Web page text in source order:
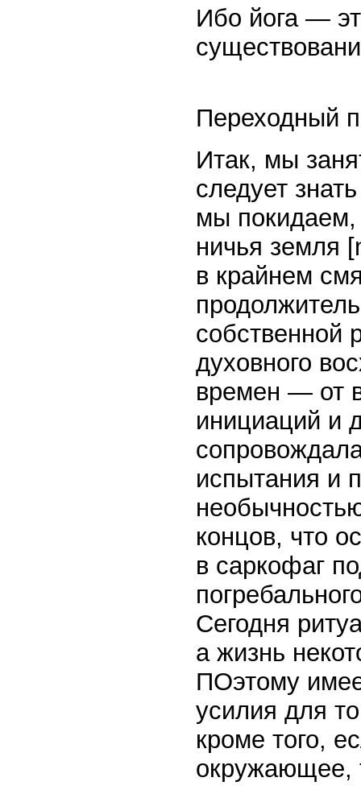
Ибо йога —
Переходный
Итак, мы
следует
мы покидаем,
ничья земля
в крайнем
собственной
духовного
времен — от
инициаций и
испытания и
концов, что
в саркофаг
Сегодня
а жизнь
ПОэтому
усилия для
кроме того,
окружающее,